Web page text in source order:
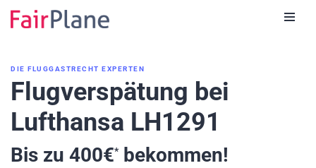
DIE FLUGGASTRECHT EXPERTEN
Flugverspätung bei
Lufthansa LH1291
Bis zu 400€*bekommen!